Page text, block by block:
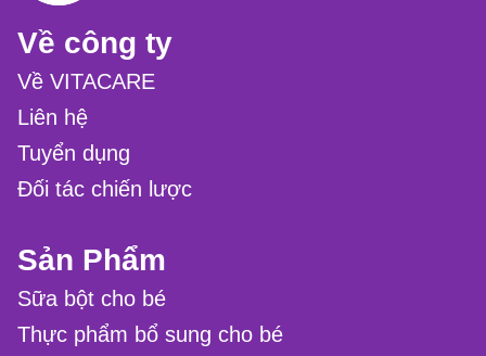
Về công ty
Về VITACARE
Liên hệ
Tuyển dụng
Đối tác chiến lược
Sản Phẩm
Sữa bột cho bé
Thực phẩm bổ sung cho bé